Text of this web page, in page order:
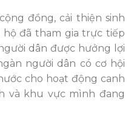
đồng, cải thiện sinh
hộ đã tham gia trực tiếp
dân được hưởng lợi
người dân có cơ hội
cho hoạt động canh
và khu vực mình đang